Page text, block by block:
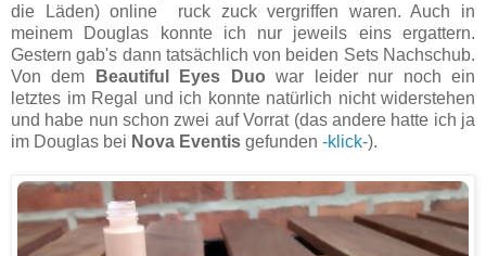
die Läden) online ruck zuck vergriffen waren. Auch in
meinem Douglas konnte ich nur jeweils eins ergattern.
Gestern gab's dann tatsächlich von beiden Sets Nachschub.
Von dem
Beautiful Eyes Duo war leider nur noch ein
letztes im Regal und ich konnte natürlich nicht widerstehen
und habe nun schon zwei auf Vorrat (das andere hatte ich ja
im Douglas bei Nova Eventis gefunden -klick-).